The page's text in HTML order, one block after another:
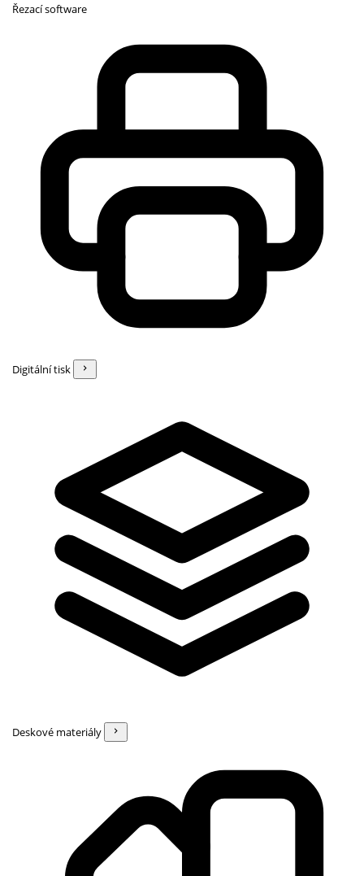
Řezací software
Digitální tisk
Deskové materiály